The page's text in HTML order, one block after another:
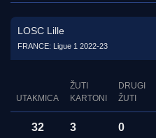
LOSC Lille
FRANCE: Ligue 1 2022-23
UTAKMICA
ŽUTI
KARTONI
DRUGI
ŽUTI
32 3 0